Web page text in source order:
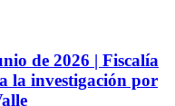
de 2026 | Fiscalía
la investigación por